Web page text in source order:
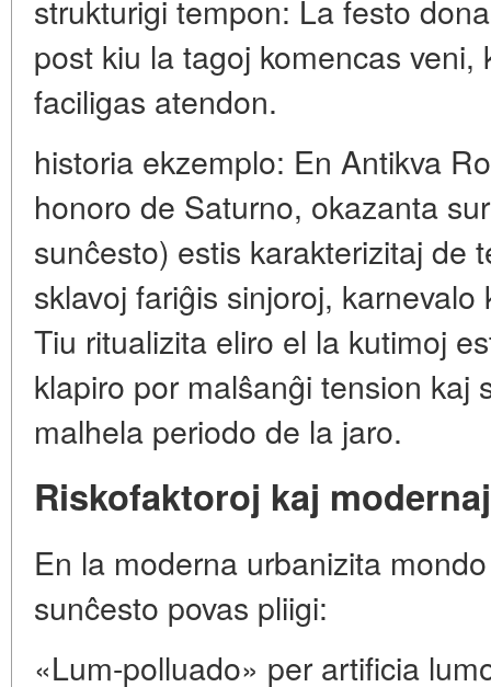
strukturigi tempon: La festo
post kiu la tagoj komencas
faciligas atendon.
historia ekzemplo: En Antikva
honoro de Saturno, okazanta
sunĉesto) estis karakterizitaj de
sklavoj fariĝis sinjoroj,
Tiu ritualizita eliro el la kutimoj
klapiro por malŝanĝi tension kaj
malhela periodo de la jaro.
Riskofaktoroj kaj
En la moderna urbanizita
sunĉesto povas pliigi:
«Lum-polluado» per artificia